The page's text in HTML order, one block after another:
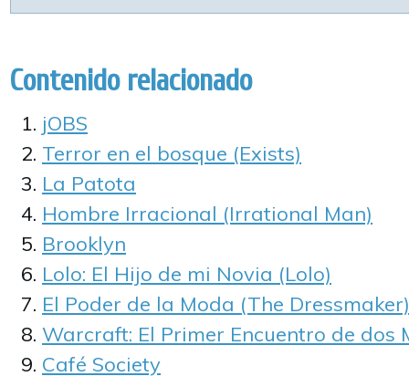
Contenido relacionado
jOBS
Terror en el bosque (Exists)
La Patota
Hombre Irracional (Irrational Man)
Brooklyn
Lolo: El Hijo de mi Novia (Lolo)
El Poder de la Moda (The Dressmaker)
Warcraft: El Primer Encuentro de dos
Café Society